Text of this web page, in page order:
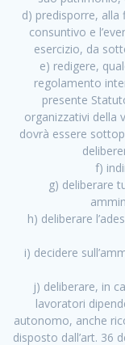
d) predisporre, alla
consuntivo e
esercizio, da
e) redigere,
regolamento
presente
organizzativi della
dovrà essere
f)
g) deliberare
h) deliberare
i) decidere
j) deliberare, in
lavoratori
autonomo, anche
disposto dall’art. 36